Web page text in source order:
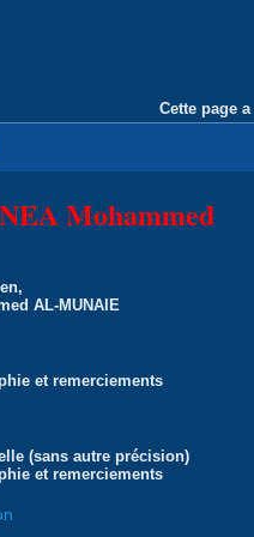
Cette page
Mohammed
AL-MUNAIE
et remerciements
(sans autre précision)
et remerciements